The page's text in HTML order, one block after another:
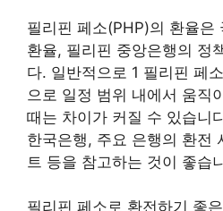
필리핀 페소(PHP)의 환율은
환율, 필리핀 중앙은행의 정
다. 일반적으로 1 필리핀 페
으로 일정 범위 내에서 움직
때는 차이가 커질 수 있습니
한국은행, 주요 은행의 환전
트 등을 참고하는 것이 좋습
필리핀 페소로 환전하기 좋